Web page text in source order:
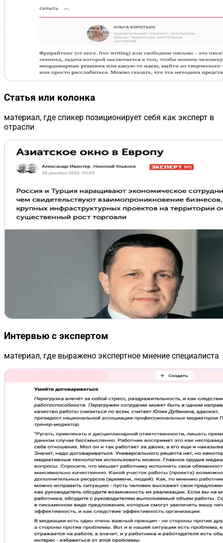
Статья или колонка
материал, где спикер позиционирует себя как эксперт в
отрасли
Интервью с экспертом
материал, где выражено экспертное мнение специалиста